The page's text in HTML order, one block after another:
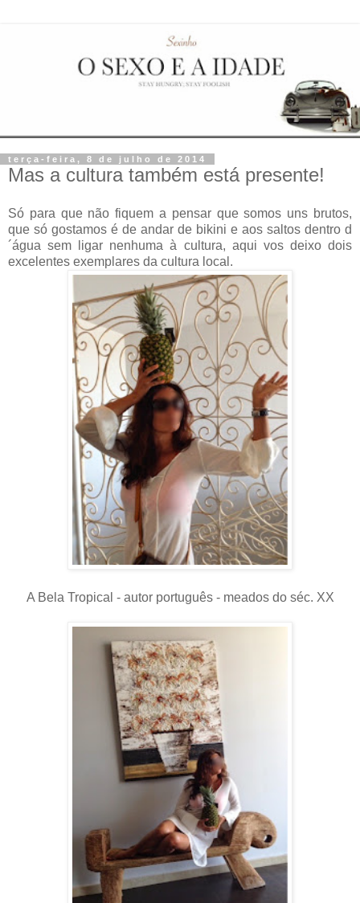
terça-feira, 8 de julho de 2014
Mas a cultura também está presente!
Só para que não fiquem a pensar que somos uns brutos,
que só gostamos é de andar de bikini e aos saltos dentro d
´água sem ligar nenhuma à cultura, aqui vos deixo dois
excelentes exemplares da cultura local.
A Bela Tropical - autor português - meados do séc. XX